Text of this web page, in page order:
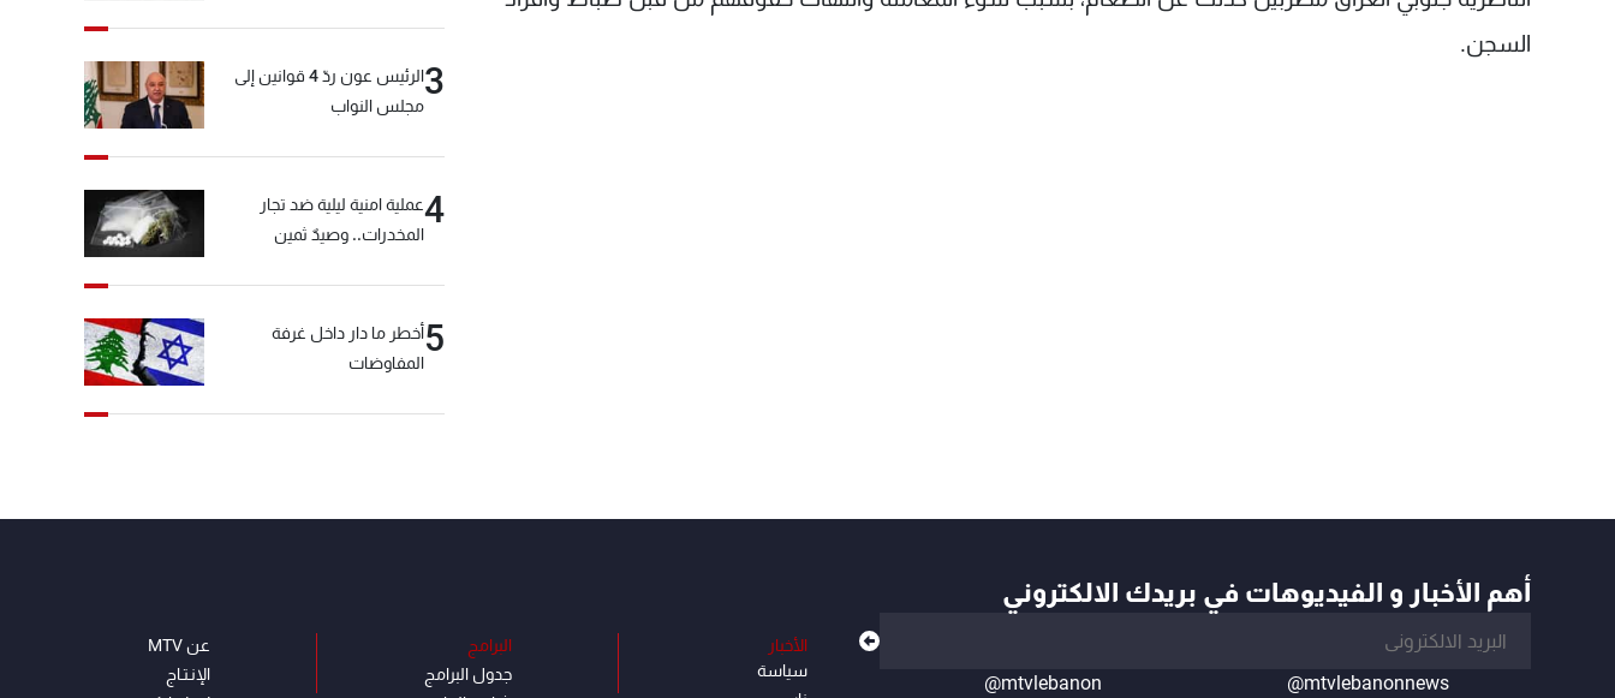
السجن.
3
الرئيس عون ردّ 4 قوانين إلى
مجلس النواب
4عملية امنية ليلية ضد تجار
المخدرات.. وصيدٌ ثمين
5أخطر ما دار داخل غرفة
المفاوضات
أهم الأخبار و الفيديوهات في بريدك الالكتروني
@mtvlebanonnews
@mtvlebanon
الأخبار
سياسة
البرامج
جدول البرامج
عن MTV
الإنـتـاج